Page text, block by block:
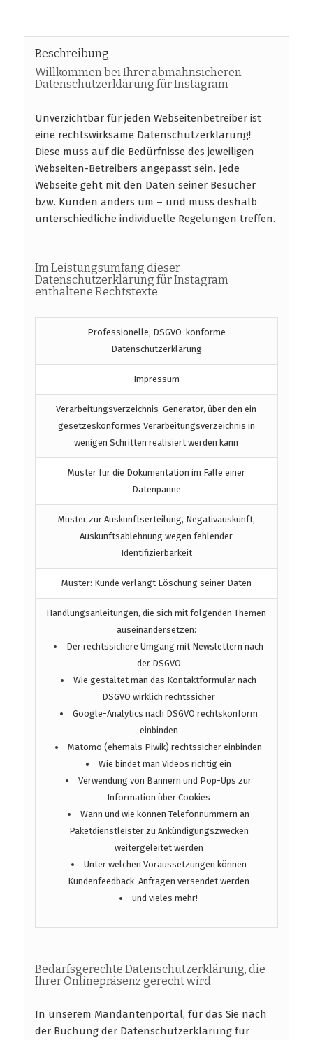
Beschreibung
Willkommen bei Ihrer abmahnsicheren
Datenschutzerklärung für Instagram
Unverzichtbar für jeden Webseitenbetreiber ist
eine rechtswirksame Datenschutzerklärung!
Diese muss auf die Bedürfnisse des jeweiligen
Webseiten-Betreibers angepasst sein. Jede
Webseite geht mit den Daten seiner Besucher
bzw. Kunden anders um – und muss deshalb
unterschiedliche individuelle Regelungen treffen.
Im Leistungsumfang dieser
Datenschutzerklärung für Instagram
enthaltene Rechtstexte
Professionelle, DSGVO-konforme
Datenschutzerklärung
Impressum
Verarbeitungsverzeichnis-Generator, über den ein
gesetzeskonformes Verarbeitungsverzeichnis in
wenigen Schritten realisiert werden kann
Muster für die Dokumentation im Falle einer
Datenpanne
Muster zur Auskunftserteilung, Negativauskunft,
Auskunftsablehnung wegen fehlender
Identifizierbarkeit
Muster: Kunde verlangt Löschung seiner Daten
Handlungsanleitungen, die sich mit folgenden Themen
auseinandersetzen:
Der rechtssichere Umgang mit Newslettern nach
der DSGVO
Wie gestaltet man das Kontaktformular nach
DSGVO wirklich rechtssicher
Google-Analytics nach DSGVO rechtskonform
einbinden
Matomo (ehemals Piwik) rechtssicher einbinden
Wie bindet man Videos richtig ein
Verwendung von Bannern und Pop-Ups zur
Information über Cookies
Wann und wie können Telefonnummern an
Paketdienstleister zu Ankündigungszwecken
weitergeleitet werden
Unter welchen Voraussetzungen können
Kundenfeedback-Anfragen versendet werden
und vieles mehr!
Bedarfsgerechte Datenschutzerklärung, die
Ihrer Onlinepräsenz gerecht wird
In unserem Mandantenportal, für das Sie nach
der Buchung der Datenschutzerklärung für